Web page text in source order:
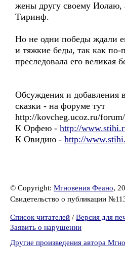
жены другу своему Иолаю,
Тиринф.
Но не одни победы ждали
и тяжкие беды, так как по-
преследовала его великая
Обсуждения и добавления
сказки - на форуме тут
http://kovcheg.ucoz.ru/
К Орфею - http://
К Овидию - http://
© Copyright: Мгновения Феано,
Свидетельство о публикации
Список читателей / Версия для
Заявить о нарушении
Другие произведения автора